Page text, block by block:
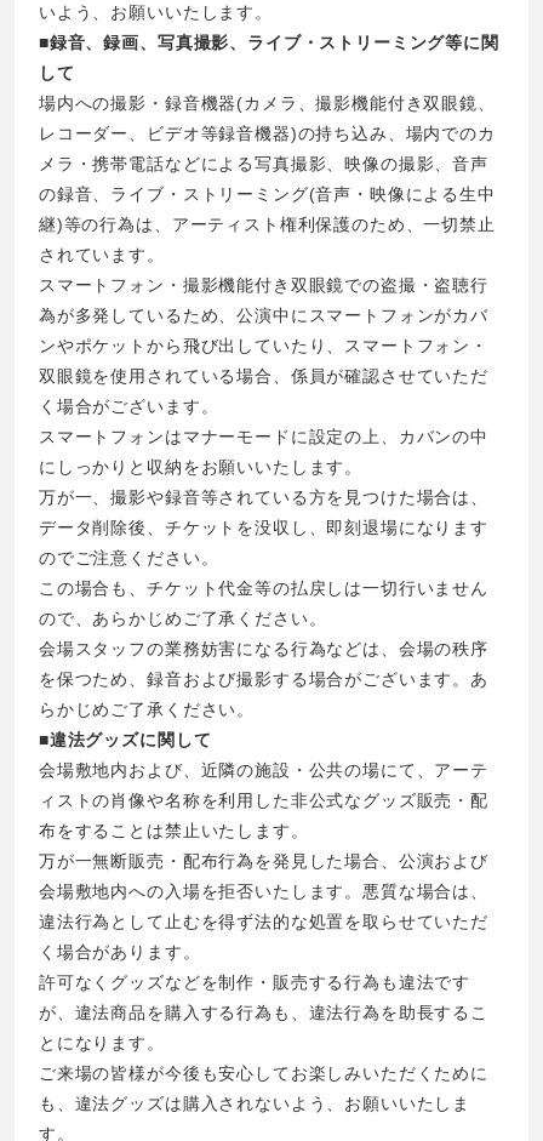
いよう、お願いいたします。
■録音、録画、写真撮影、ライブ・ストリーミング等に関
して
場内への撮影・録音機器(カメラ、撮影機能付き双眼鏡、
レコーダー、ビデオ等録音機器)の持ち込み、場内でのカ
メラ・携帯電話などによる写真撮影、映像の撮影、音声
の録音、ライブ・ストリーミング(音声・映像による生中
継)等の行為は、アーティスト権利保護のため、一切禁止
されています。
スマートフォン・撮影機能付き双眼鏡での盗撮・盗聴行
為が多発しているため、公演中にスマートフォンがカバ
ンやポケットから飛び出していたり、スマートフォン・
双眼鏡を使用されている場合、係員が確認させていただ
く場合がございます。
スマートフォンはマナーモードに設定の上、カバンの中
にしっかりと収納をお願いいたします。
万が一、撮影や録音等されている方を見つけた場合は、
データ削除後、チケットを没収し、即刻退場になります
のでご注意ください。
この場合も、チケット代金等の払戻しは一切行いません
ので、あらかじめご了承ください。
会場スタッフの業務妨害になる行為などは、会場の秩序
を保つため、録音および撮影する場合がございます。あ
らかじめご了承ください。
■違法グッズに関して
会場敷地内および、近隣の施設・公共の場にて、アーテ
ィストの肖像や名称を利用した非公式なグッズ販売・配
布をすることは禁止いたします。
万が一無断販売・配布行為を発見した場合、公演および
会場敷地内への入場を拒否いたします。悪質な場合は、
違法行為として止むを得ず法的な処置を取らせていただ
く場合があります。
許可なくグッズなどを制作・販売する行為も違法です
が、違法商品を購入する行為も、違法行為を助長するこ
とになります。
ご来場の皆様が今後も安心してお楽しみいただくために
も、違法グッズは購入されないよう、お願いいたしま
す。